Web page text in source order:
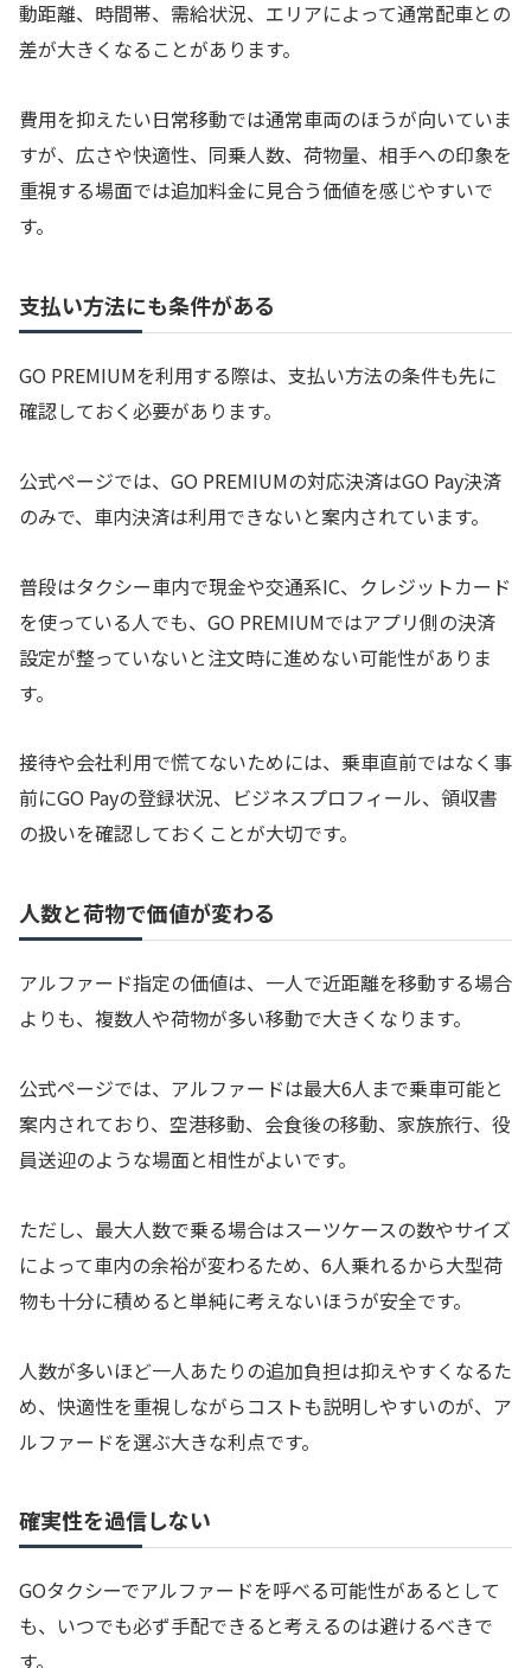
動距離、時間帯、需給状況、エリアによって通常配車との
差が大きくなることがあります。
費用を抑えたい日常移動では通常車両のほうが向いていま
すが、広さや快適性、同乗人数、荷物量、相手への印象を
重視する場面では追加料金に見合う価値を感じやすいで
す。
支払い方法にも条件がある
GO PREMIUMを利用する際は、支払い方法の条件も先に
確認しておく必要があります。
公式ページでは、GO PREMIUMの対応決済はGO Pay決済
のみで、車内決済は利用できないと案内されています。
普段はタクシー車内で現金や交通系IC、クレジットカード
を使っている人でも、GO PREMIUMではアプリ側の決済
設定が整っていないと注文時に進めない可能性がありま
す。
接待や会社利用で慌てないためには、乗車直前ではなく事
前にGO Payの登録状況、ビジネスプロフィール、領収書
の扱いを確認しておくことが大切です。
人数と荷物で価値が変わる
アルファード指定の価値は、一人で近距離を移動する場合
よりも、複数人や荷物が多い移動で大きくなります。
公式ページでは、アルファードは最大6人まで乗車可能と
案内されており、空港移動、会食後の移動、家族旅行、役
員送迎のような場面と相性がよいです。
ただし、最大人数で乗る場合はスーツケースの数やサイズ
によって車内の余裕が変わるため、6人乗れるから大型荷
物も十分に積めると単純に考えないほうが安全です。
人数が多いほど一人あたりの追加負担は抑えやすくなるた
め、快適性を重視しながらコストも説明しやすいのが、ア
ルファードを選ぶ大きな利点です。
確実性を過信しない
GOタクシーでアルファードを呼べる可能性があるとして
も、いつでも必ず手配できると考えるのは避けるべきで
す。